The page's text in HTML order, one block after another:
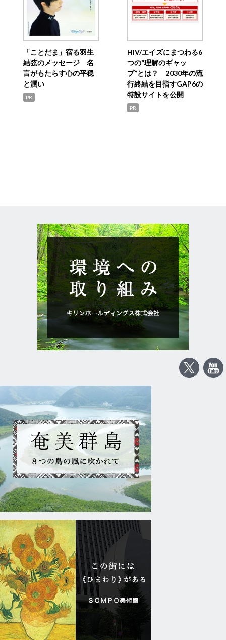
「ことだま」宿る羽生
結弦のメッセージ 名
言がもたらす心の平穏
と潤い
PR
HIV/エイズにまつわる6
つの“理解のギャッ
プ”とは？ 2030年の流
行終結を目指すGAP6の
特設サイトを公開
PR